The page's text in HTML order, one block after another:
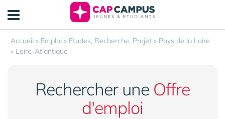
Accueil » Emploi » Etudes, Recherche, Projet » Pays de la Loire
» Loire-Atlantique
Rechercher une Offre
d'emploi
Panneau de gestion des cookies